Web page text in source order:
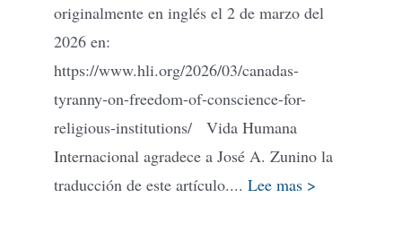
originalmente en inglés el 2 de marzo del
2026 en:
https://www.hli.org/2026/03/canadas-
tyranny-on-freedom-of-conscience-for-
religious-institutions/ Vida Humana
Internacional agradece a José A. Zunino la
traducción de este artículo.... Lee mas >